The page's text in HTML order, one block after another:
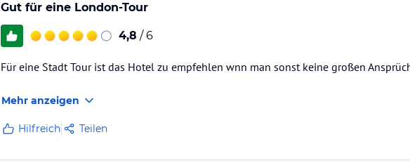
Gut für eine London-Tour
4,8 / 6
Für eine Stadt Tour ist das Hotel zu empfehlen wnn man sonst keine großen
Mehr anzeigen
Hilfreich Teilen